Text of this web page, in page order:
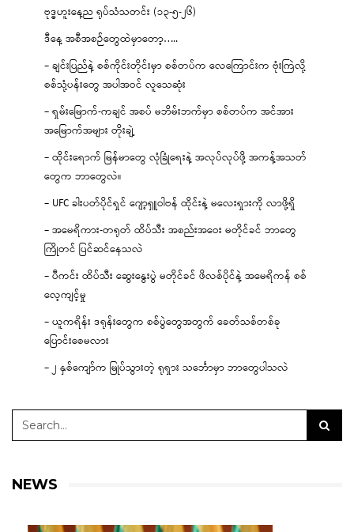
ဗုဒ္ဓဟူးနေ့ည ရုပ်သံသတင်း (၁၃-၅-၂၆)
ဒီနေ့ အစီအစဉ်တွေထဲမှာတော့…..
– ချင်းပြည်နဲ့ စစ်ကိုင်းတိုင်းမှာ စစ်တပ်က လေကြောင်းက ဗုံးကြဲလို့
စစ်သုံ့ပန်းတွေ အပါအဝင် လူသေဆုံး
– ရှမ်းမြောက်-ကချင် အစပ် မဘိမ်းဘက်မှာ စစ်တပ်က အင်အား
အမြောက်အများ တိုးချဲ့
– ထိုင်းရောက် မြန်မာတွေ လုံခြုံရေးနဲ့ အလုပ်လုပ်ဖို့ အကန့်အသတ်
တွေက ဘာတွေလဲ။
– UFC ခါးပတ်ပိုင်ရှင် ဂျော့ရှူဝါဗန် ထိုင်းနဲ့ မလေးရှားကို လာဖို့ရှိ
– အမေရိကား-တရုတ် ထိပ်သီး အစည်းအဝေး မတိုင်ခင် ဘာတွေ
ကြိုတင် ပြင်ဆင်နေသလဲ
– ပီကင်း ထိပ်သီး ဆွေးနွေးပွဲ မတိုင်ခင် ဖိလစ်ပိုင်နဲ့ အမေရိကန် စစ်
လေ့ကျင့်မှု
– ယူကရိန်း ဒရုန်းတွေက စစ်ပွဲတွေအတွက် ခေတ်သစ်တစ်ခု
ပြောင်းစေမလား
– ၂ နှစ်ကျော်က မြုပ်သွားတဲ့ ရုရှား သင်္ဘောမှာ ဘာတွေပါသလဲ
NEWS